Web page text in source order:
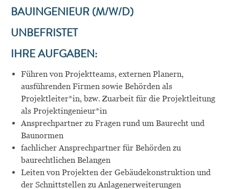
BAUINGENIEUR (M/W/D)
UNBEFRISTET
IHRE AUFGABEN:
Führen von Projektteams, externen Planern,
ausführenden Firmen sowie Behörden als
Projektleiter*in, bzw. Zuarbeit für die Projektleitung
als Projektingenieur*in
Ansprechpartner zu Fragen rund um Baurecht und
Baunormen
fachlicher Ansprechpartner für Behörden zu
baurechtlichen Belangen
Leiten von Projekten der Gebäudekonstruktion und
der Schnittstellen zu Anlagenerweiterungen